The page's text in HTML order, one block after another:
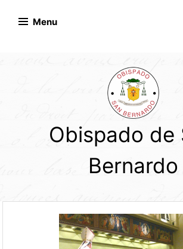
Menu
Obispado de
Bernardo